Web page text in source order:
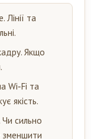
Лінії та
Якщо
Wi‑Fi та
якість.
Чи сильно
зменшити